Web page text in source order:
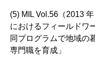
(5) MIL Vol.56（2013
におけるフィールドワ
同プログラムで地域の
専門職を育成」